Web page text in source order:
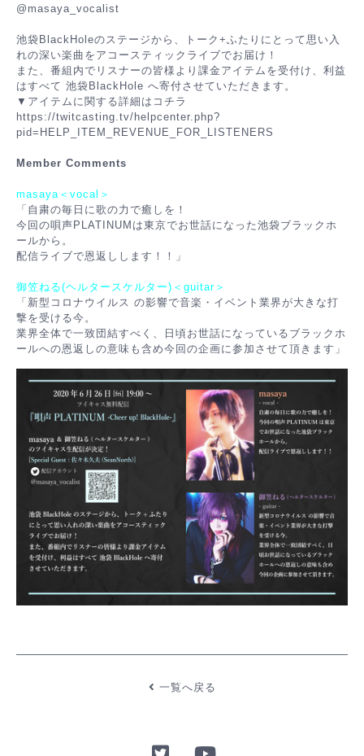
@masaya_vocalist
池袋BlackHoleのステージから、トーク+ふたりにとって思い入
れの深い楽曲をアコースティックライブでお届け！
また、番組内でリスナーの皆様より課金アイテムを受付け、利益
はすべて 池袋BlackHole へ寄付させていただきます。
▼アイテムに関する詳細はコチラ
https://twitcasting.tv/helpcenter.php?
pid=HELP_ITEM_REVENUE_FOR_LISTENERS
Member Comments
masaya＜vocal＞
「自粛の毎日に歌の力で癒しを！
今回の唄声PLATINUMは東京でお世話になった池袋ブラックホ
ールから。
配信ライブで恩返しします！！」
御笠ねる(ヘルタースケルター)＜guitar＞
「新型コロナウイルス の影響で音楽・イベント業界が大きな打
撃を受ける今。
業界全体で一致団結すべく、日頃お世話になっているブラックホ
ールへの恩返しの意味も含め今回の企画に参加させて頂きます」
一覧へ戻る
Twitter YouTube